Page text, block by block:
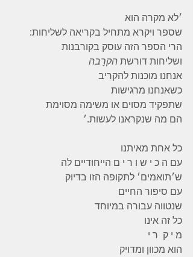
׳לא מקרה הוא
שספר ויקרא מתחיל בקריאה לשליחות:
הרי הספר הזה עוסק בקורבנות
ושליחות דורשת הקרָבה
אנחנו מוכנות להקריב
כשאנחנו מרגישות
שתפקיד מסוים או משימה מסוימת
הם מה שנקראנו לעשות.׳
כל אחת מאיתנו
עם ה כ י ש ו ר י ם הייחודיים לה
ש׳תואמים׳ לתקופה הזו בדיוק
עם סיפור החיים
שנטווה עבורה במיוחד
כל זה אינו
מ י ק  ר י
הוא מכוון ומדויק